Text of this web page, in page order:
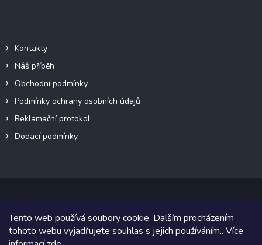
Tento web používá soubory cookie. Dalším procházením
tohoto webu vyjadřujete souhlas s jejich používáním.. Více
Kontakty
Náš příběh
Obchodní podmínky
Podmínky ochrany osobních údajů
Reklamační protokol
Dodací podmínky
Copyright 2026VeteránMoto s.r.o.. Všechna práva vyhrazena.